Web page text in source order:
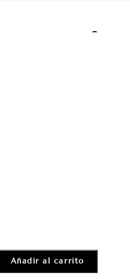
Añadir al carrito